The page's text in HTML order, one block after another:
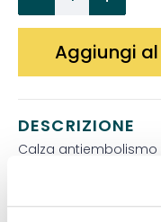
Aggiungi
DESCRIZIONE
Calza